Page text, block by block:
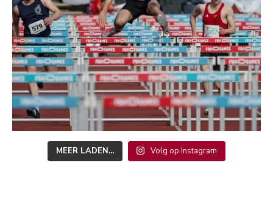
MEER LADEN... Volg op Instagram